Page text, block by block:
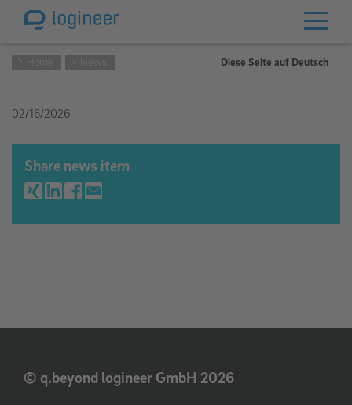
Diese Seite auf Deutsch
02/16/2026
Share news item
© q.beyond logineer GmbH 2026